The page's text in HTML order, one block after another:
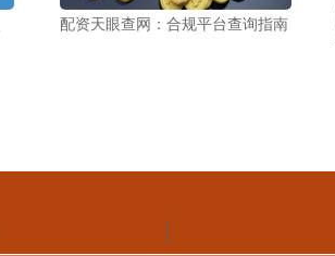
配资天眼查网：合规平台查询指南